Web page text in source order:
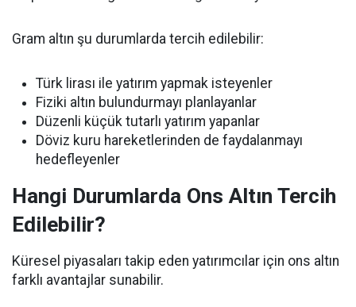
Gram altın şu durumlarda tercih edilebilir:
Türk lirası ile yatırım yapmak isteyenler
Fiziki altın bulundurmayı planlayanlar
Düzenli küçük tutarlı yatırım yapanlar
Döviz kuru hareketlerinden de faydalanmayı
hedefleyenler
Hangi Durumlarda Ons Altın Tercih
Edilebilir?
Küresel piyasaları takip eden yatırımcılar için ons altın
farklı avantajlar sunabilir.